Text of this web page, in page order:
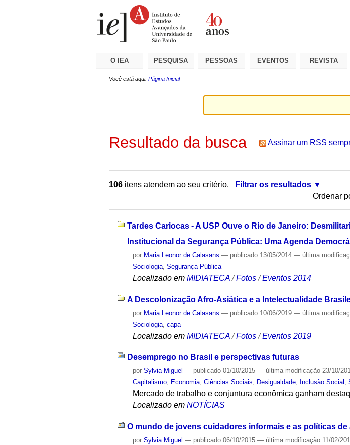
O IEA PESQUISA PESSOAS EVENTOS REVISTA
Você está aqui: Página Inicial
Resultado da busca Assinar um RSS
106 itens atendem ao seu critério.
Filtrar os resultados
Ordenar
Tardes Cariocas - A USP Ouve o Rio de Janeiro:
Institucional da Segurança Pública: Uma Agenda
por Maria Leonor de Calasans — publicado 13/05/2014— última
Sociologia ,Segurança Pública
Localizado em MIDIATECA /Fotos /Eventos 2014
A Descolonização Afro-Asiática e a Intelectualidade
por Maria Leonor de Calasans — publicado 10/06/2019— última
Sociologia ,capa
Localizado em MIDIATECA /Fotos /Eventos 2019
Desemprego no Brasil e perspectivas futuras
porSylvia Miguel — publicado 01/10/2015— última modificação 23/10/
Capitalismo, Economia,Ciências Sociais, Desigualdade, Inclusão Social ,
Mercado de trabalho e conjuntura econômica ganham
Localizado em NOTÍCIAS
O mundo de jovens cuidadores informais e as políticas de
porSylvia Miguel — publicado 06/10/2015— última modificação 11/02/